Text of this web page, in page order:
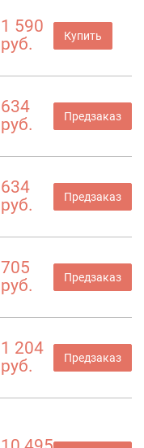
1 590
руб.
Купить
634
руб.
Предзаказ
634
руб.
Предзаказ
705
руб.
Предзаказ
1 204
руб.
Предзаказ